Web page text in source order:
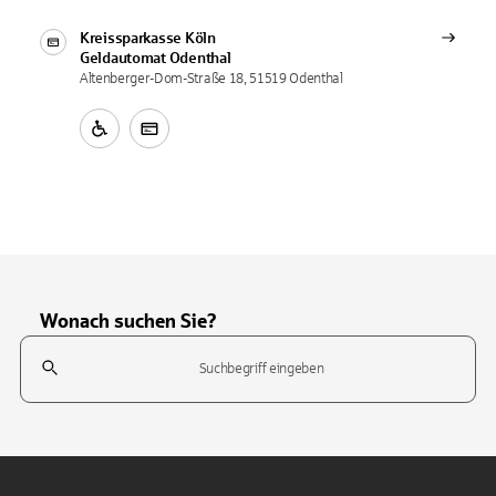
Kreissparkasse Köln
Geldautomat Odenthal
Altenberger-Dom-Straße 18, 51519 Odenthal
Wonach suchen Sie?
Suchfeld